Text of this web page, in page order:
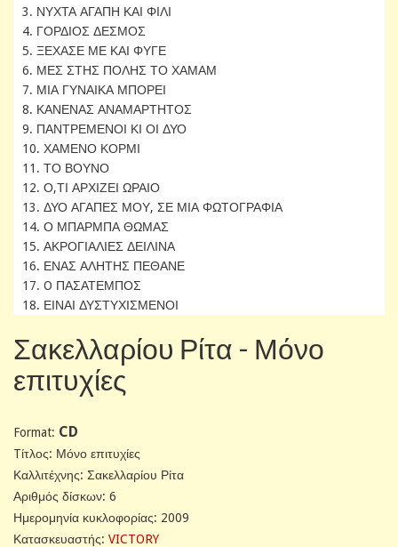
3. ΝΥΧΤΑ ΑΓΑΠΗ ΚΑΙ ΦΙΛΙ
4. ΓΟΡΔΙΟΣ ΔΕΣΜΟΣ
5. ΞΕΧΑΣΕ ΜΕ ΚΑΙ ΦΥΓΕ
6. ΜΕΣ ΣΤΗΣ ΠΟΛΗΣ ΤΟ ΧΑΜΑΜ
7. ΜΙΑ ΓΥΝΑΙΚΑ ΜΠΟΡΕΙ
8. ΚΑΝΕΝΑΣ ΑΝΑΜΑΡΤΗΤΟΣ
9. ΠΑΝΤΡΕΜΕΝΟΙ ΚΙ ΟΙ ΔΥΟ
10. ΧΑΜΕΝΟ ΚΟΡΜΙ
11. ΤΟ ΒΟΥΝΟ
12. Ο,ΤΙ ΑΡΧΙΖΕΙ ΩΡΑΙΟ
13. ΔΥΟ ΑΓΑΠΕΣ ΜΟΥ, ΣΕ ΜΙΑ ΦΩΤΟΓΡΑΦΙΑ
14. Ο ΜΠΑΡΜΠΑ ΘΩΜΑΣ
15. ΑΚΡΟΓΙΑΛΙΕΣ ΔΕΙΛΙΝΑ
16. ΕΝΑΣ ΑΛΗΤΗΣ ΠΕΘΑΝΕ
17. O ΠΑΣΑΤΕΜΠΟΣ
18. ΕΙΝΑΙ ΔΥΣΤΥΧΙΣΜΕΝΟΙ
Σακελλαρίου Ρίτα - Μόνο
επιτυχίες
Format: CD
Tίτλος: Μόνο επιτυχίες
Καλλιτέχνης: Σακελλαρίου Ρίτα
Αριθμός δίσκων: 6
Ημερομηνία κυκλοφορίας: 2009
Κατασκευαστής: VICTORY